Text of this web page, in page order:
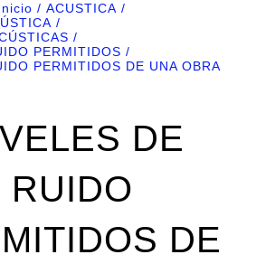
ACUSTICA
PERMITIDOS
PERMITIDOS DE UNA OBRA
DE
RUIDO
DE